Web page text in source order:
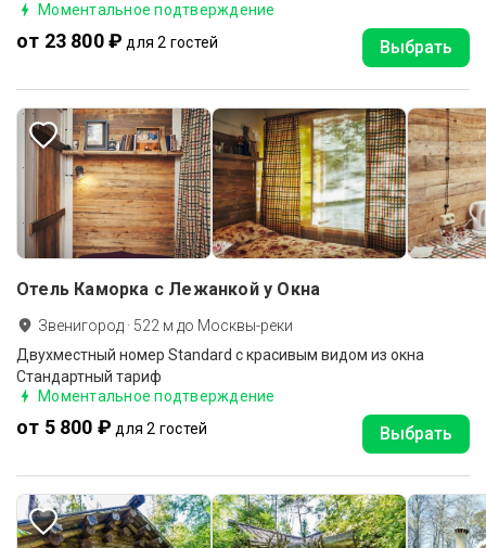
Моментальное подтверждение
от 23 800 ₽ для 2 гостей Выбрать
Отель Каморка с Лежанкой у Окна
Звенигород · 522 м до Москвы-реки
Двухместный номер Standard с красивым видом из окна
Стандартный тариф
Моментальное подтверждение
от 5 800 ₽ для 2 гостей Выбрать